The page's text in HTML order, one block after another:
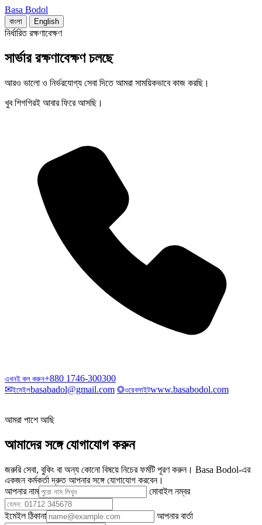
Basa Bodol
বাংলা English
নির্ধারিত রক্ষণাবেক্ষণ
সার্ভার রক্ষণাবেক্ষণ চলছে
আরও ভালো ও নির্ভরযোগ্য সেবা দিতে আমরা সাময়িকভাবে কাজ করছি।
খুব শিগগিরই আবার ফিরে আসছি।
এখনই কল করুন+880 1746-300300
✉ইমেইলbasabadol@gmail.com ◎ওয়েবসাইটwww.basabodol.com
আমরা পাশে আছি
আমাদের সঙ্গে যোগাযোগ করুন
জরুরি সেবা, বুকিং বা অন্য কোনো বিষয়ে নিচের ফর্মটি পূরণ করুন। Basa Bodol-এর
একজন কর্মকর্তা দ্রুত আপনার সঙ্গে যোগাযোগ করবেন।
আপনার নাম
মোবাইল নম্বর
ইমেইল ঠিকানা আপনার বার্তা